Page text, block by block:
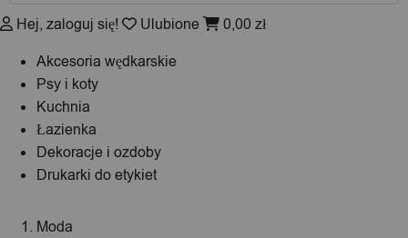
Hej, zaloguj się! Ulubione 0,00 zł
Akcesoria wędkarskie
Psy i koty
Kuchnia
Łazienka
Dekoracje i ozdoby
Drukarki do etykiet
Moda